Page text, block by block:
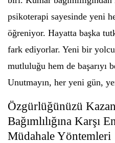
psikoterapi sayesinde yeni
öğreniyor. Hayatta başka
fark ediyorlar. Yeni bir
mutluluğu hem de başarıyı
Unutmayın, her yeni gün,
Özgürlüğünüzü
Bağımlılığına Karşı
Müdahale Yöntemleri